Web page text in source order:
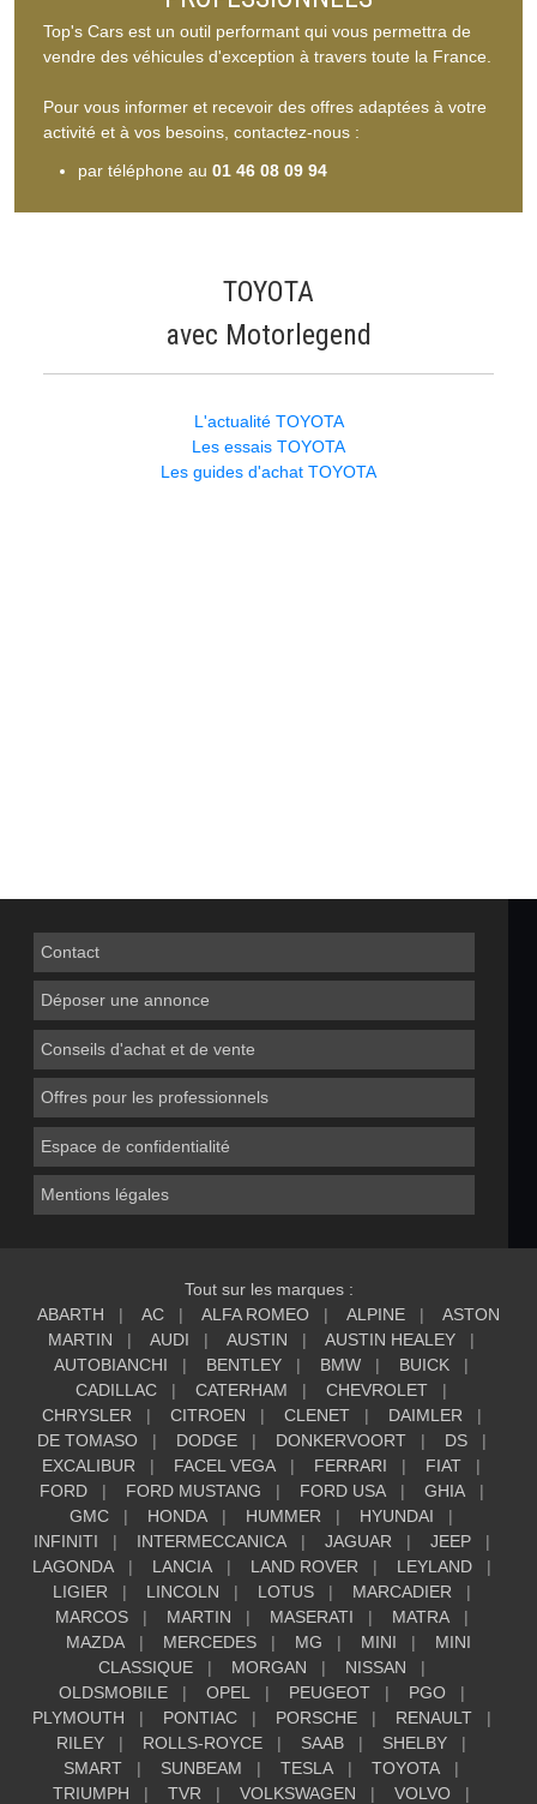
Top's Cars est un outil performant qui vous permettra de
vendre des véhicules d'exception à travers toute la France.
Pour vous informer et recevoir des offres adaptées à votre
activité et à vos besoins, contactez-nous :
par téléphone au 01 46 08 09 94
TOYOTA
avec Motorlegend
L'actualité TOYOTA
Les essais TOYOTA
Les guides d'achat TOYOTA
Contact
Déposer une annonce
Conseils d'achat et de vente
Offres pour les professionnels
Espace de confidentialité
Mentions légales
Tout sur les marques :
ABARTH
AC ALFA ROMEO ALPINE
ASTON
MARTIN
AUDI AUSTIN
AUSTIN HEALEY
AUTOBIANCHI
BENTLEY BMW
BUICK
CADILLAC
CATERHAM
CHEVROLET
CHRYSLER
CITROEN CLENET
DAIMLER
DE TOMASO
DODGE DONKERVOORT
DS
EXCALIBUR
FACEL VEGA FERRARI
FIAT
FORD
FORD MUSTANG FORD USA
GHIA
GMC
HONDA HUMMER
HYUNDAI
INFINITI
INTERMECCANICA JAGUAR
JEEP
LAGONDA
LANCIA LAND ROVER
LEYLAND
LIGIER
LINCOLN LOTUS
MARCADIER
MARCOS
MARTIN MASERATI
MATRA
MAZDA
MERCEDES MG MINI
MINI
CLASSIQUE
MORGAN
NISSAN
OLDSMOBILE
OPEL PEUGEOT
PGO
PLYMOUTH
PONTIAC PORSCHE
RENAULT
RILEY
ROLLS-ROYCE SAAB
SHELBY
SMART
SUNBEAM TESLA
TOYOTA
TRIUMPH
TVR VOLKSWAGEN VOLVO